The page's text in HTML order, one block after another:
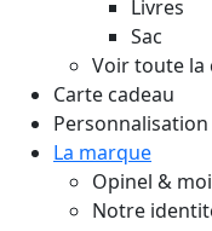
Livres
Sac
Voir toute la
Carte cadeau
Personnalisation
La marque
Opinel & moi
Notre